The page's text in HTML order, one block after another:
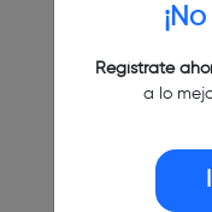
Regístrate
a lo